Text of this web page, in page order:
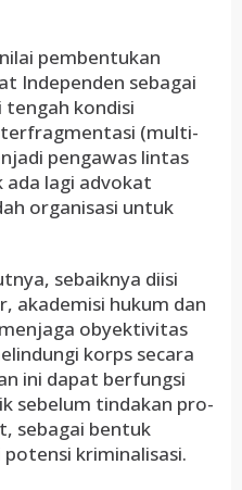
pembentukan
Independen sebagai
tengah kondisi
(multi-
pengawas lintas
ada lagi advokat
organisasi untuk
sebaiknya diisi
akademisi hukum dan
obyektivitas
korps secara
ini dapat berfungsi
sebelum tindakan pro-
sebagai bentuk
kriminalisasi.